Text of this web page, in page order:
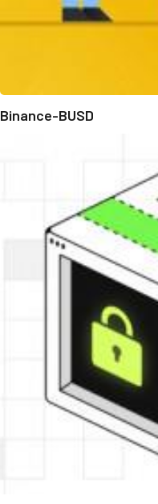
Binance-BUSD